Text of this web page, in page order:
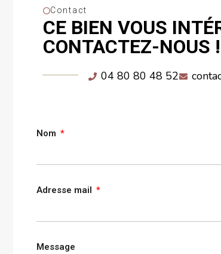
Contact
CE BIEN VOUS
CONTACTEZ-NOUS !
04 80 80 48 52
Nom
Adresse mail
Message